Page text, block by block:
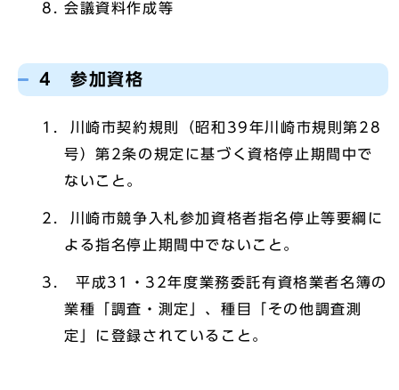
会議資料作成等
4 参加資格
川崎市契約規則（昭和39年川崎市規則第28
号）第2条の規定に基づく資格停止期間中で
ないこと。
川崎市競争入札参加資格者指名停止等要綱に
よる指名停止期間中でないこと。
平成31・32年度業務委託有資格業者名簿の
業種「調査・測定」、種目「その他調査測
定」に登録されていること。